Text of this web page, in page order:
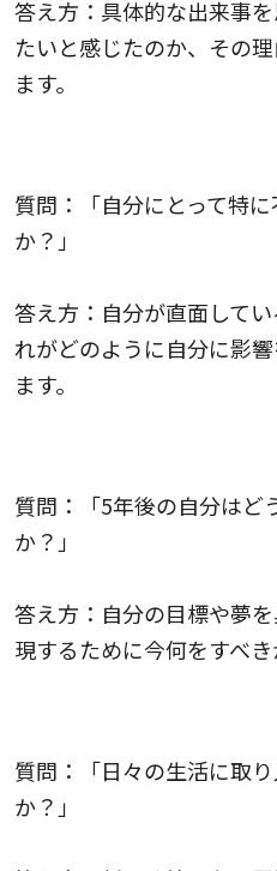
答え方：具体的な出来事
たいと感じたのか、その
ます。
質問：「自分にとって特
か？」
答え方：自分が直面して
れがどのように自分に影
ます。
質問：「5年後の自分はど
か？」
答え方：自分の目標や夢
現するために今何をすべき
質問：「日々の生活に取
か？」